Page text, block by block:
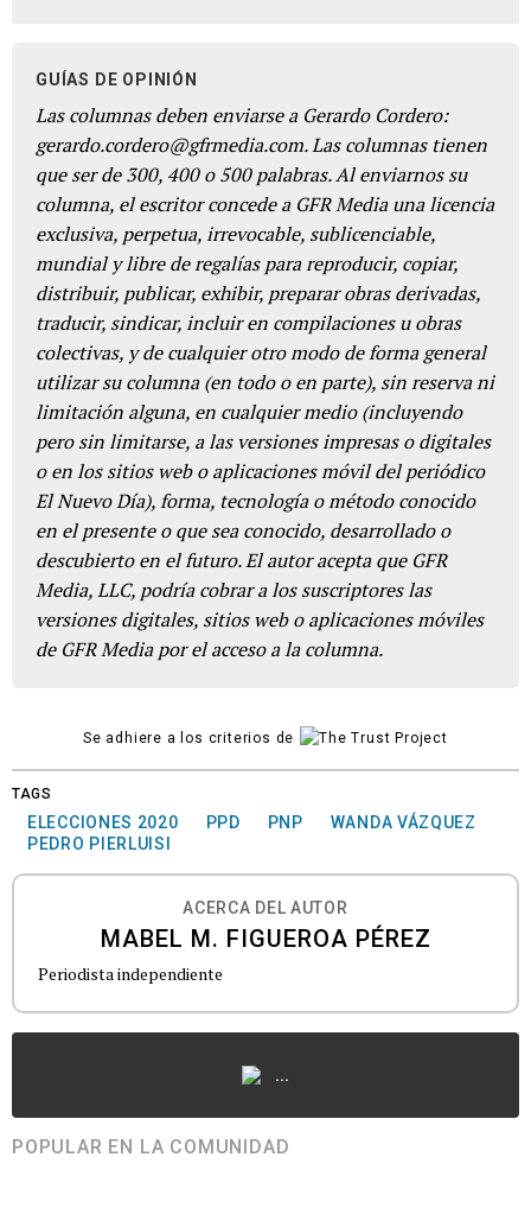
GUÍAS DE OPINIÓN
Las columnas deben enviarse a Gerardo Cordero:
gerardo.cordero@gfrmedia.com. Las columnas tienen
que ser de 300, 400 o 500 palabras. Al enviarnos su
columna, el escritor concede a GFR Media una licencia
exclusiva, perpetua, irrevocable, sublicenciable,
mundial y libre de regalías para reproducir, copiar,
distribuir, publicar, exhibir, preparar obras derivadas,
traducir, sindicar, incluir en compilaciones u obras
colectivas, y de cualquier otro modo de forma general
utilizar su columna (en todo o en parte), sin reserva ni
limitación alguna, en cualquier medio (incluyendo
pero sin limitarse, a las versiones impresas o digitales
o en los sitios web o aplicaciones móvil del periódico
El Nuevo Día), forma, tecnología o método conocido
en el presente o que sea conocido, desarrollado o
descubierto en el futuro. El autor acepta que GFR
Media, LLC, podría cobrar a los suscriptores las
versiones digitales, sitios web o aplicaciones móviles
de GFR Media por el acceso a la columna.
Se adhiere a los criterios de
TAGS
ELECCIONES 2020 PPD PNP
WANDA VÁZQUEZ
PEDRO PIERLUISI
ACERCA DEL AUTOR
MABEL M. FIGUEROA PÉREZ
Periodista independiente
...
POPULAR EN LA COMUNIDAD